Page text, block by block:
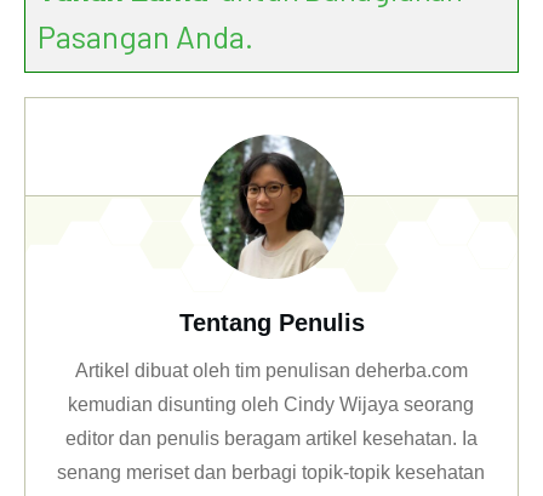
Pasangan Anda.
Tentang Penulis
Artikel dibuat oleh tim penulisan deherba.com
kemudian disunting oleh Cindy Wijaya seorang
editor dan penulis beragam artikel kesehatan. Ia
senang meriset dan berbagi topik-topik kesehatan